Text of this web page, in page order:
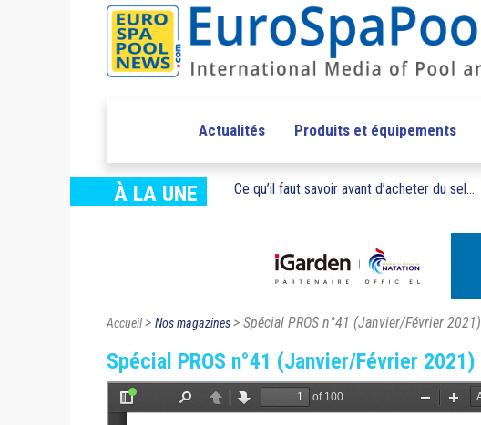
Actualités Produits et équipements
À LA UNE Ce qu’il faut savoir avant d’acheter du sel...
Accueil> Nos magazines> Spécial PROS n°41 (Janvier/Février 2021)
Spécial PROS n°41 (Janvier/Février 2021)